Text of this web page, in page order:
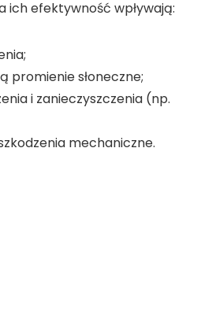
ich efektywność wpływają:
promienie słoneczne;
i zanieczyszczenia (np.
mechaniczne.